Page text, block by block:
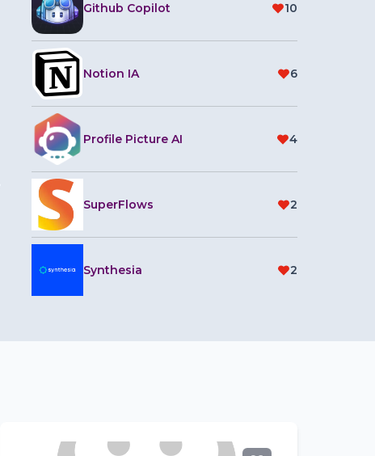
Github Copilot 10
Notion IA 6
Profile Picture AI 4
SuperFlows 2
Synthesia 2